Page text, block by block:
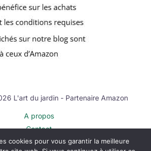
L'art du jardin - Partenaire Amazon
A propos
Contact
Plan du site
cookies pour vous garantir la meilleure